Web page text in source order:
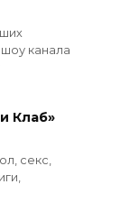
канала
Клаб»
секс,